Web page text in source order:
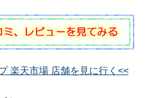
楽天市場 店舗を見に行く<<